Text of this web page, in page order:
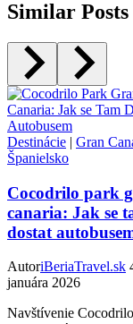
Similar Posts
Destinácie | Gran
Španielsko
Cocodrilo park
canaria: Jak se
dostat
AutoriBeriaTravel.sk
januára 2026
Navštívenie